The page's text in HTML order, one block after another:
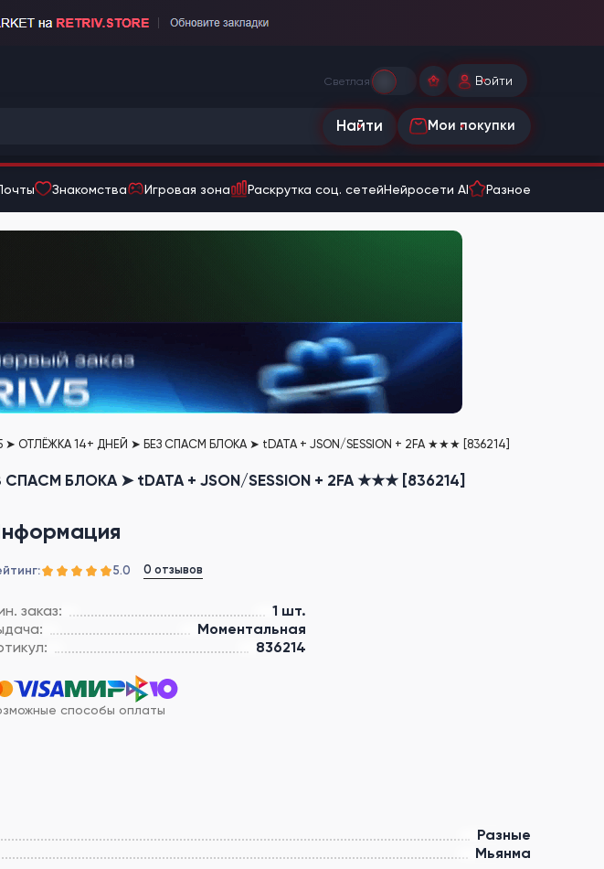
Светлая Войти
Найти Мои покупки
Знакомства Игровая зона Раскрутка соц. сетейНейросети AI Разное
➤ ОТЛЁЖКА 14+ ДНЕЙ ➤ БЕЗ СПАСМ БЛОКА ➤ tDATA + JSON/SESSION + 2FA ★★★ [836214]
БЛОКА ➤ tDATA + JSON/SESSION + 2FA ★★★ [836214]
5.0 0 отзывов
заказ:
1 шт.
Моментальная
836214
способы оплаты
Разные
Мьянма